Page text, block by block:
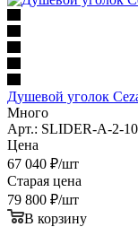
Душевой уголок
Много
Арт.: SLIDER-A-2-
Цена
67 040 ₽/шт
Старая цена
79 800 ₽/шт
В корзину